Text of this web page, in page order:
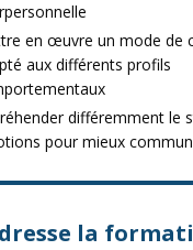
en œuvre un mode de
aux différents profils
différemment le
pour mieux
la